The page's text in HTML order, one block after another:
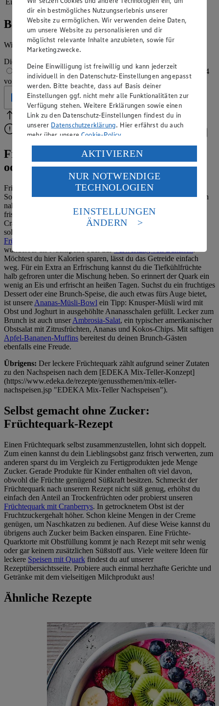
Bewertung
Wie hat es dir geschmeckt?
Die Bewertung wird automatisch gespeichert
1 von 5 Sternen
2 von 5 Sternen 3 von 5 Sternen
4
von 5 Sternen
5 von 5 Sternen
Geprüft
Bitte Pfeile benutzen
Vielen Dank für deine Bewertung.
Bitte wähle eine Bewertung aus, um fortzufahren.
Früchtequark-Rezept für das Frühstück
oder Dessert
Frische Erdbeeren oder Himbeeren mit Sahne sind ein köstlicher
Sommergenuss, den du mit unserem Früchtequark-Rezept in einen
nahrhaften Snack integrieren kannst. Mit der Milchspeise mit
frischen Äpfeln, Bananen und Zwetschgen sowie getrockneten
Cranberrys und tiefgefrorenen Himbeeren legst du morgens eine
solide Grundlage für den Tag und sorgst für Abwechslung zum
Frühstücksmüsli
wunderbar als Nachspeise oder zur
Möchtest du hier Kalorien sparen, lässt du das Getreide einfach
weg. Für ein Extra an Erfrischung kannst du die Tiefkühlfrüchte
halb gefroren unter die Mischung heben. So erinnert der Quark ein
wenig an Eis und erfrischt an heißen Tagen. Suchst du ein fruchtiges
Dessert oder eine Brunch-Speise, die auch etwas fürs Auge bietet,
ist unsere Ananas-Müsli-Bowl ein Tipp: Knusper-Müsli wird mit
Obst und Joghurt in ausgehöhlte Ananasschalen gefüllt. Lecker zum
Brunch ist auch unserAmbrosia-Salat, ein typischer amerikanischer
Obstsalat mit Zitrusfrüchten, Ananas und Kokos-Chips. Mit saftigen
Apfel-Bananen-Muffins bereitest du deinen Brunch-Gästen
ebenfalls eine Freude.
Übrigens: Der leckere Früchtequark zählt aufgrund seiner Zutaten
zu den Nachspeisen nach dem [EDEKA Mix-Teller-Konzept]
(https://www.edeka.de/rezepte/genussthemen/mix-teller-
nachspeisen.jsp "EDEKA Mix-Teller Nachspeisen").
Selbst gemacht ohne Zucker:
Früchtequark-Rezept
Einen Früchtequark selbst zusammenzustellen, lohnt sich doppelt.
Zum einen kannst du dein Lieblingsobst ganz frisch verwerten, zum
anderen sparst du im Vergleich zu Fertigprodukten jede Menge
Zucker. Gerade Produkte für Kinder enthalten oft viel davon,
obwohl die Früchte genügend Süßkraft besitzen. Schmeckt der
Früchtequark nach unserem Rezept nicht süß genug, erhöhst du
einfach den Anteil an Trockenfrüchten oder probierst unseren
Früchtequark mit Cranberrys. In getrocknetem Obst ist der
Fruchtzuckergehalt höher. Schon kleine Mengen in der Creme
genügen, um Naschkatzen zu bedienen. Auf diese Weise kannst du
übrigens auch Zucker beim Backen einsparen. Eine Früchte-
Quarktorte mit Obstfüllung kommt je nach Rezept mit sehr wenig
oder gar keinem zusätzlichen Süßstoff aus. Viele weitere Ideen für
leckere Speisen mit Quark findest du auf unserer
Rezeptübersichtsseite. Probiere auch einmal herzhafte Gerichte und
Getränke mit dem vielseitigen Milchprodukt aus!
Ähnliche Rezepte
dir ein bestmögliches Nutzungserlebnis unserer
Website zu ermöglichen. Wir verwenden deine Daten,
um unsere Website zu personalisieren und dir
möglichst relevante Inhalte anzubieten, sowie für
Marketingzwecke.
Deine Einwilligung ist freiwillig und kann jederzeit
individuell in den Datenschutz-Einstellungen angepasst
werden. Bitte beachte, dass auf Basis deiner
Einstellungen ggf. nicht mehr alle Funktionalitäten zur
Verfügung stehen. Weitere Erklärungen sowie einen
Link zu den Datenschutz-Einstellungen findest du in
unserer Datenschutzerklärung. Hier erfährst du auch
mehr über unsereCookie-Policy.
Verarbeitung deiner personenbezogenen Daten in den
USA durch Facebook und YouTube:
Wenn du auf „Aktivieren“ klickst, willigst du im Sinne
des Art. 49 Abs. 1 Satz 1 lit. a) DSGVO ein, dass deine
Daten in den USA verarbeitet werden. Der EuGH sieht
die USA als Land mit einem nach europäischen
Standards nicht angemessenen Datenschutzniveau an.
Es besteht das Risiko eines Zugriffs durch US-
Informationen zum Herausgeber der Seite findest du
imImpressum
AKTIVIEREN
NUR NOTWENDIGE
TECHNOLOGIEN
EINSTELLUNGEN
ÄNDERN